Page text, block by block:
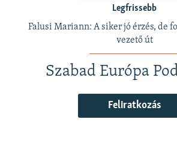
Legfrissebb
Falusi Mariann: A siker jó érzés, de
vezető út
Szabad Európa
Feliratkozás